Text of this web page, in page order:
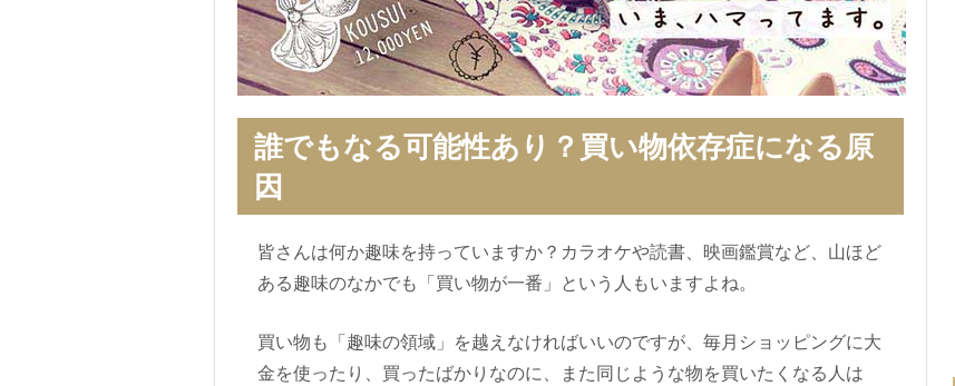
誰でもなる可能性あり？買い物依存症になる原
因
皆さんは何か趣味を持っていますか？カラオケや読書、映画鑑賞など、山ほど
ある趣味のなかでも「買い物が一番」という人もいますよね。
買い物も「趣味の領域」を越えなければいいのですが、毎月ショッピングに大
金を使ったり、買ったばかりなのに、また同じような物を買いたくなる人は